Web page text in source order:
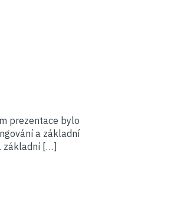
prezentace bylo
a základní
základní […]